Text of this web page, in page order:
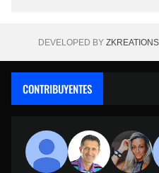
DEVELOPED BY ZKREATIONS
CONTRIBUYENTES